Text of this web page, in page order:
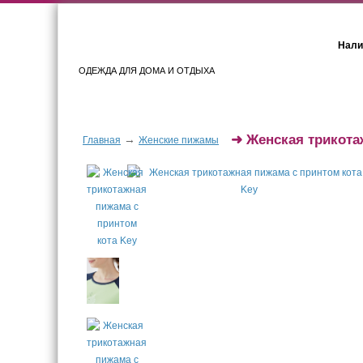
ОДЕЖДА ДЛЯ ДОМА И ОТДЫХА
Главная → Женские пижамы ➜ Женская